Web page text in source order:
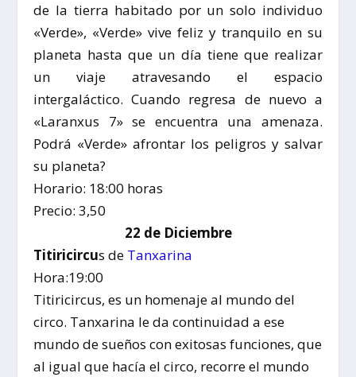
de la tierra habitado por un solo individuo
«Verde», «Verde» vive feliz y tranquilo en su
planeta hasta que un día tiene que realizar
un viaje atravesando el espacio
intergaláctico. Cuando regresa de nuevo a
«Laranxus 7» se encuentra una amenaza.
Podrá «Verde» afrontar los peligros y salvar
su planeta?
Horario: 18:00 horas
Precio: 3,50
22 de Diciembre
Titiricircus de Tanxarina
Hora:19:00
Titiricircus, es un homenaje al mundo del
circo. Tanxarina le da continuidad a ese
mundo de sueños con exitosas funciones, que
al igual que hacía el circo, recorre el mundo